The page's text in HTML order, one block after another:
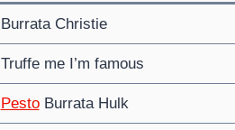
Burrata Christie
Truffe me I’m famous
PestoBurrata Hulk